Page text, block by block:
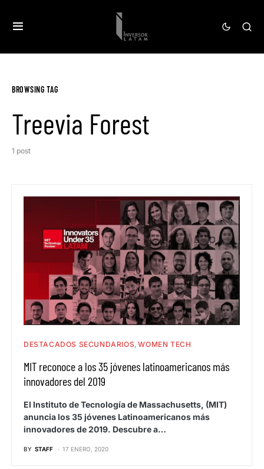
BROWSING TAG
Treevia Forest
1 post
DESTACADOS SECUNDARIOS WOMEN TECH
MIT reconoce a los 35 jóvenes latinoamericanos más
innovadores del 2019
El Instituto de Tecnología de Massachusetts, (MIT)
anuncia los 35 jóvenes Latinoamericanos más
innovadores de 2019. Descubre a…
BY STAFF 17 ENERO, 2020